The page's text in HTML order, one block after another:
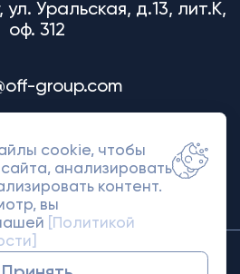
Уральская, д.13, лит.К,
оф. 312
group.com
Group. Товарный знак
cookie, чтобы
анализировать
контент.
вы
[Политикой